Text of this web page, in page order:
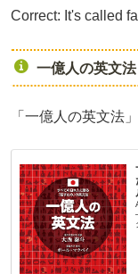
Correct: It's called
一億人の英文法
「一億人の英文法